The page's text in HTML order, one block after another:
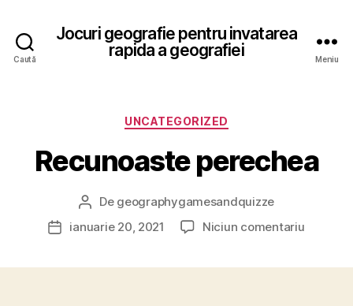
Caută
Jocuri geografie pentru invatarea
rapida a geografiei
Meniu
Categorii
UNCATEGORIZED
Recunoaste perechea
Autor
articol
De geographygamesandquizze
Datăianuarie 20, 2021 Niciun comentariula